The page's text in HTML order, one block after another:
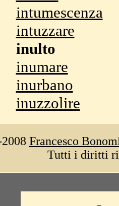
intumescenza
intuzzare
inulto
inumare
inurbano
inuzzolire
Francesco
Tutti i diritti